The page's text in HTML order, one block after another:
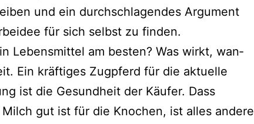
und ein durch­schla­gen­des Argument
für sich selbst zu finden.
Lebensmittel am bes­ten? Was wirkt, wan­
Ein kräf­ti­ges Zugpferd für die aktu­el­le
ist die Gesundheit der Käufer. Dass
gut ist für die Knochen, ist alles ande­re